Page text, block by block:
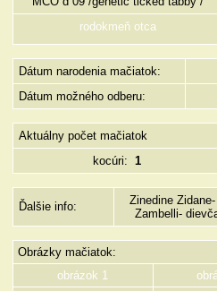
rodokmeň otca
Dátum narodenia mačiatok:
Dátum možného odberu:
Aktuálny počet mačiatok
kocúri: 1
Ďalšie info:
Zinedine
Zambelli-
Obrázky mačiatok:
obrázok 1